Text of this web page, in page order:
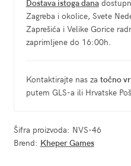
Dostava istoga dana
Zagreba i okolice, Svete
Zaprešića i Velike Gorice
zaprimljene do 16:00h.
Kontaktirajte nas za točno
putem GLS-a ili Hrvatske
Šifra proizvoda: NVS-46
Brend: Kheper Games